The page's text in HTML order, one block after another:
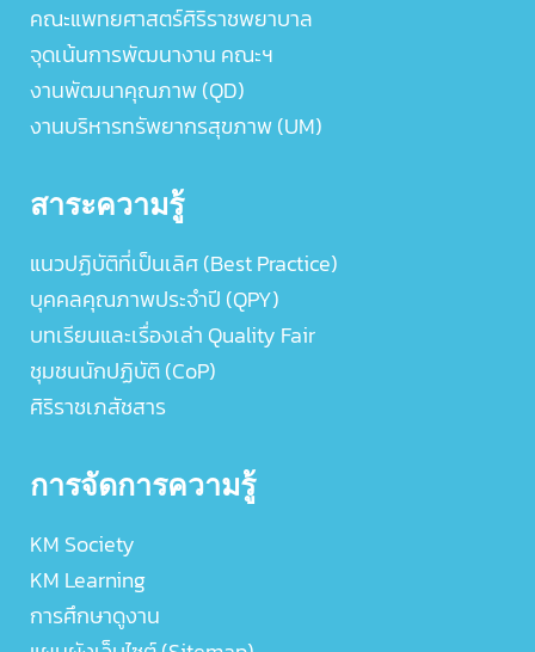
คณะแพทยศาสตร์ศิริราชพยาบาล
จุดเน้นการพัฒนางาน คณะฯ
งานพัฒนาคุณภาพ (QD)
งานบริหารทรัพยากรสุขภาพ (UM)
สาระความรู้
แนวปฏิบัติที่เป็นเลิศ (Best Practice)
บุคคลคุณภาพประจำปี (QPY)
บทเรียนและเรื่องเล่า Quality Fair
ชุมชนนักปฏิบัติ (CoP)
ศิริราชเภสัชสาร
การจัดการความรู้
KM Society
KM Learning
การศึกษาดูงาน